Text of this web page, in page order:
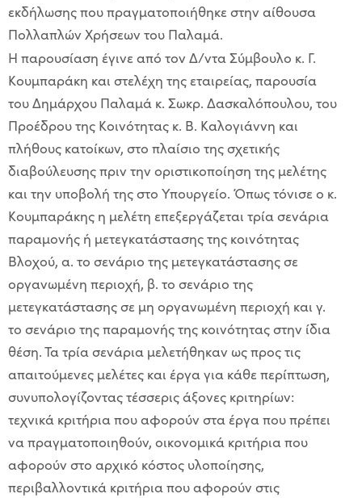
εκδήλωσης που πραγματοποιήθηκε στην αίθουσα
Πολλαπλών Χρήσεων του Παλαμά.
Η παρουσίαση έγινε από τον Δ/ντα Σύμβουλο κ. Γ.
Κουμπαράκη και στελέχη της εταιρείας, παρουσία
του Δημάρχου Παλαμά κ. Σωκρ. Δασκαλόπουλου, του
Προέδρου της Κοινότητας κ. Β. Καλογιάννη και
πλήθους κατοίκων, στο πλαίσιο της σχετικής
διαβούλευσηςπριν την οριστικοποίηση της μελέτης
και την υποβολή της στο Υπουργείο. Όπως τόνισε ο κ.
Κουμπαράκης η μελέτη επεξεργάζεται τρία σενάρια
παραμονής ή μετεγκατάστασης της κοινότητας
Βλοχού, α. το σενάριο της μετεγκατάστασης σε
οργανωμένη περιοχή, β. το σενάριο της
μετεγκατάστασης σε μη οργανωμένη περιοχή και γ.
το σενάριο τηςπαραμονής της κοινότητας στην ίδια
θέση. Τα τρία σενάρια μελετήθηκαν ως προςτις
απαιτούμενες μελέτες και έργα για κάθε περίπτωση,
συνυπολογίζοντας τέσσερις άξονες κριτηρίων:
τεχνικά κριτήρια που αφορούν στα έργα που πρέπει
να πραγματοποιηθούν, οικονομικά κριτήρια που
αφορούν στο αρχικό κόστος υλοποίησης,
περιβαλλοντικά κριτήρια που αφορούν στις